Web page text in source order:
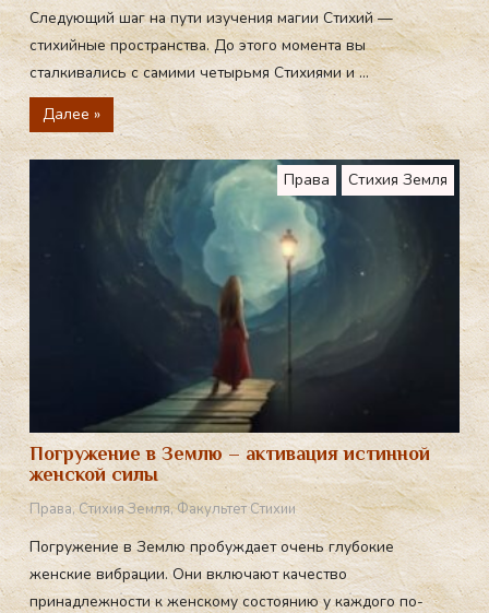
Следующий шаг на пути изучения магии Стихий —
стихийные пространства. До этого момента вы
сталкивались с самими четырьмя Стихиями и ...
Далее »
Права Стихия Земля
Погружение в Землю – активация истинной
женской силы
Права,Стихия Земля,Факультет Стихии
Погружение в Землю пробуждает очень глубокие
женские вибрации. Они включают качество
принадлежности к женскому состоянию у каждого по-